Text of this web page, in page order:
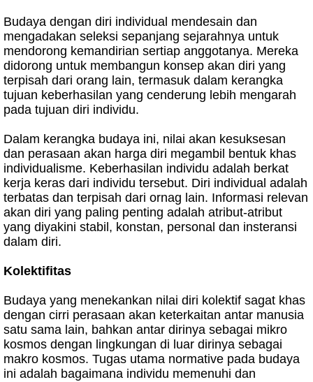
Budaya dengan diri individual mendesain dan
mengadakan seleksi sepanjang sejarahnya untuk
mendorong kemandirian sertiap anggotanya. Mereka
didorong untuk membangun konsep akan diri yang
terpisah dari orang lain, termasuk dalam kerangka
tujuan keberhasilan yang cenderung lebih mengarah
pada tujuan diri individu.
Dalam kerangka budaya ini, nilai akan kesuksesan
dan perasaan akan harga diri megambil bentuk khas
individualisme. Keberhasilan individu adalah berkat
kerja keras dari individu tersebut. Diri individual adalah
terbatas dan terpisah dari ornag lain. Informasi relevan
akan diri yang paling penting adalah atribut-atribut
yang diyakini stabil, konstan, personal dan insteransi
dalam diri.
Kolektifitas
Budaya yang menekankan nilai diri kolektif sagat khas
dengan cirri perasaan akan keterkaitan antar manusia
satu sama lain, bahkan antar dirinya sebagai mikro
kosmos dengan lingkungan di luar dirinya sebagai
makro kosmos. Tugas utama normative pada budaya
ini adalah bagaimana individu memenuhi dan